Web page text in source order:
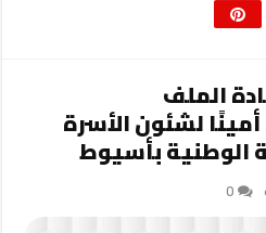
الملف
لشئون الأسرة
الوطنية بأسيوط
0